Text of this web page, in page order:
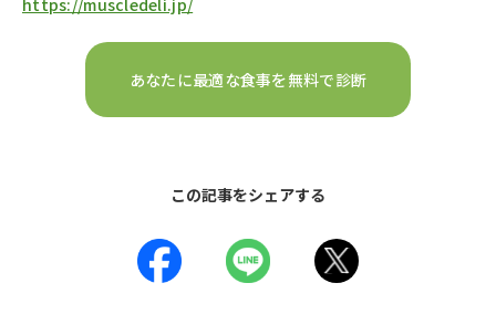
あなたに最適な食事を無料で診断
この記事をシェアする